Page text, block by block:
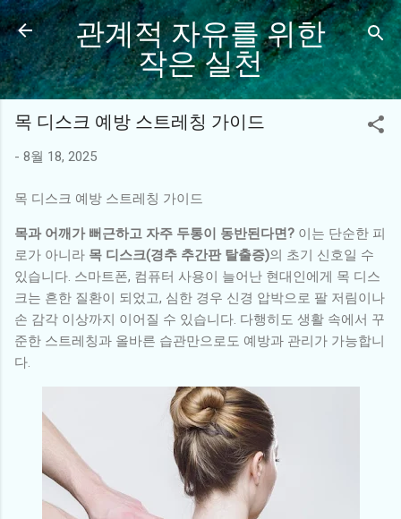
기본 콘텐츠로 건너뛰기
관계적 자유를 위한
작은 실천
목 디스크 예방 스트레칭 가이드
- 8월 18, 2025
목 디스크 예방 스트레칭 가이드
목과 어깨가 뻐근하고 자주 두통이 동반된다면? 이는 단순한 피
로가 아니라 목 디스크(경추 추간판 탈출증)의 초기 신호일 수
있습니다. 스마트폰, 컴퓨터 사용이 늘어난 현대인에게 목 디스
크는 흔한 질환이 되었고, 심한 경우 신경 압박으로 팔 저림이나
손 감각 이상까지 이어질 수 있습니다. 다행히도 생활 속에서 꾸
준한 스트레칭과 올바른 습관만으로도 예방과 관리가 가능합니
다.